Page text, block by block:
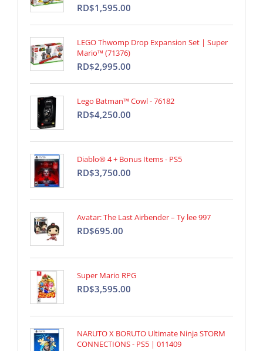
RD$1,595.00
LEGO Thwomp Drop Expansion Set | Super
Mario™ (71376)
RD$2,995.00
Lego Batman™ Cowl - 76182
RD$4,250.00
Diablo® 4 + Bonus Items - PS5
RD$3,750.00
Avatar: The Last Airbender – Ty lee 997
RD$695.00
Super Mario RPG
RD$3,595.00
NARUTO X BORUTO Ultimate Ninja STORM
CONNECTIONS - PS5 | 011409